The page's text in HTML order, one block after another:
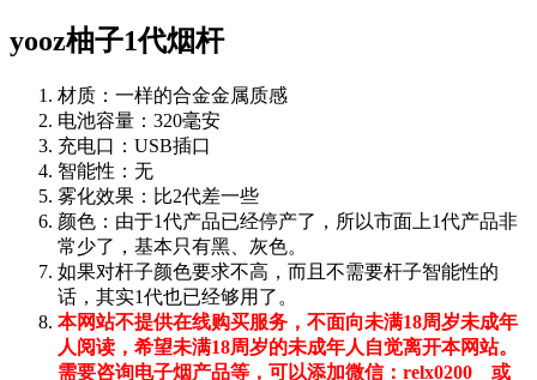
yooz柚子1代烟杆
材质：一样的合金金属质感
电池容量：320毫安
充电口：USB插口
智能性：无
雾化效果：比2代差一些
颜色：由于1代产品已经停产了，所以市面上1代产品非
常少了，基本只有黑、灰色。
如果对杆子颜色要求不高，而且不需要杆子智能性的
话，其实1代也已经够用了。
本网站不提供在线购买服务，不面向未满18周岁未成年
人阅读，希望未满18周岁的未成年人自觉离开本网站。
需要咨询电子烟产品等，可以添加微信：relx0200 或